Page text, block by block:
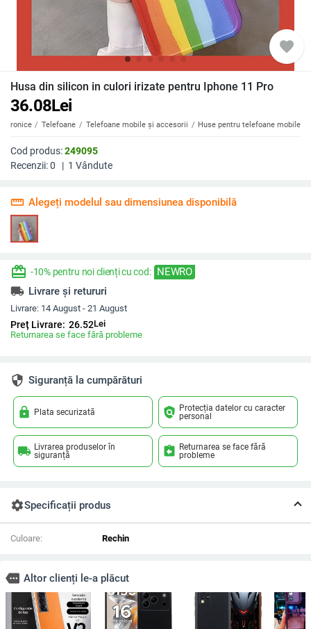
favorite
Husa din silicon in culori irizate pentru Iphone 11 Pro
36.08Lei
Telefoane Telefoane mobile și accesorii Huse pentru telefoane mobile
Cod produs:249095
Recenzii:0 | 1 Vândute
straighten Alegeți modelul sau dimensiunea disponibilă
redeem -10% pentru noi clienți cu cod: NEWRO
local_shipping Livrare și retururi
Livrare: 14 August - 21 August
Preț Livrare: 26.52Lei
Returnarea se face fără probleme
security Siguranță la cumpărături
lock Plata securizată policy Protecția datelor cu caracter
personal
local_shipping Livrarea produselor în
siguranță
assignment_return Returnarea se face fără
probleme
settingsSpecificații produs
Culoare: Rechin
more Altor clienți le-a plăcut